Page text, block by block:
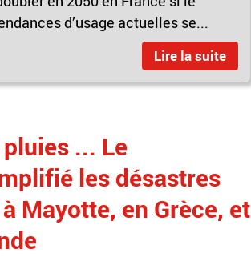
d’usage actuelles se...
Lire la suite
... Le
les désastres
Mayotte, en Grèce, et